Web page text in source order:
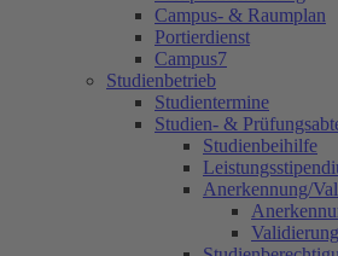
Campus- & Raumplan
Portierdienst
Campus7
Studienbetrieb
Studientermine
Studien- &
Studienbeihilfe
Anerkennung/
Validierung